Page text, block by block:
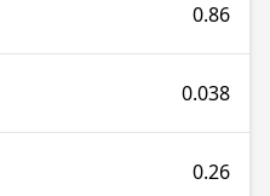
0.86
0.038
0.26